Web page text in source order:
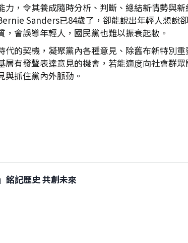
，令其養成隨時分析、判斷、總結新情勢與
Sanders已84歲了，卻能說出年輕人想說
會誤導年輕人，國民黨也難以振衰起敝。
的契機，凝聚黨內各種意見、除舊布新特別
有發聲表達意見的機會，若能適度向社會群
抓住黨內外脈動。
銘記歷史 共創未來